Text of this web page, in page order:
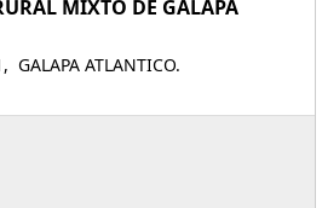
MIXTO DE GALAPA
GALAPA ATLANTICO.